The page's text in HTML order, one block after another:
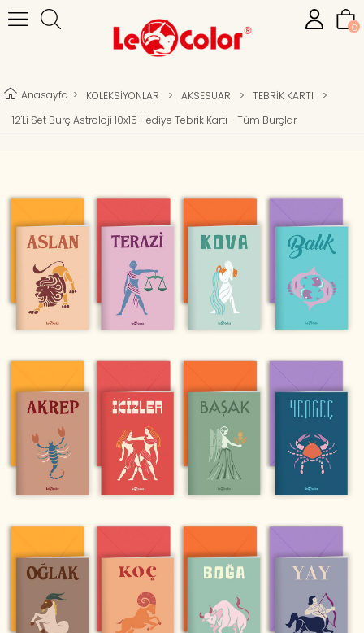
0
Anasayfa > KOLEKSİYONLAR > AKSESUAR > TEBRİK KARTI
>
12'li Set Burç Astroloji 10x15 Hediye Tebrik Kartı - Tüm Burçlar